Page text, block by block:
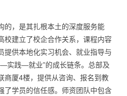
的，是其扎根本土的深度服务能
校建立了校企合作关系，课程内容
提供本地化实习机会、就业指导与
实践—就业”的成长链条。总部及
商厦4楼，提供从咨询、报名到教
了学员的信任感。师资团队中包含